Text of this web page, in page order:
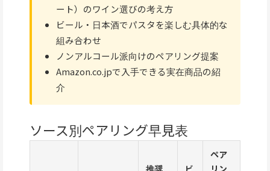
ート）のワイン選びの考え方
ビール・日本酒でパスタを楽しむ具体的な
組み合わせ
ノンアルコール派向けのペアリング提案
Amazon.co.jpで入手できる実在商品の紹
介
ソース別ペアリング早見表
推奨
ビ
ペア
リン